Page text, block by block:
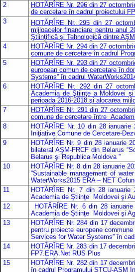
2
HOTĂRÎRE Nr. 296 din 27
de cercetare în cadrul proiectului
3
HOTĂRÎRE Nr. 295 din 27
mijloacelor financiare pentru anul
Ştiinţifică şi Tehnologică dintre
4
HOTĂRÎRE Nr. 294 din 27
comune de cercetare în cadrul
5
HOTĂRÎRE Nr. 293 din 27
european comun de cercetare în
Systems” în cadrul
6
HOTĂRÎRE Nr. 292 din 27
Academia de Ştiinţe a Moldovei
perioada 2016-2018 şi alocarea
7
HOTĂRÎRE Nr. 291 din 27
comune de cercetare între
8
HOTĂRÎRE Nr. 10 din 28 ianuarie
Iniţiative Comune de Cercetare-
9
HOTĂRÎRE Nr. 9 din 28 ianuarie
bilateral AŞM-FRCF din Belarus
Belarus şi Republica Moldova ”
10
HOTĂRÎRE Nr. 8 din 28 ianuarie
“Sustainable management of
WaterWorks2015 ERA – NET
11
HOTĂRÎRE Nr. 7 din 28 ianuarie
Academia de Ştiinţe Moldovei şi
12
HOTĂRÎRE Nr. 6 din 28
Academia de Ştiinţe Moldovei şi
13
HOTĂRÎRE Nr. 284 din 17
pentru proiecte europene
Services for Water Systems” în
14
HOTĂRÎRE Nr. 283 din 17
FP7.ERA.Net RUS Plus
15
HOTĂRÎRE Nr. 282 din 17
în cadrul Programului STCU-AŞM